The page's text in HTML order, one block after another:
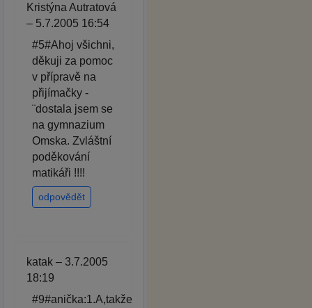
Kristýna Autratová
– 5.7.2005 16:54
#5#Ahoj všichni,
děkuji za pomoc
v přípravě na
přijímačky -
¨dostala jsem se
na gymnazium
Omska. Zvláštní
poděkování
matikáři !!!!
odpovědět
katak – 3.7.2005
18:19
#9#anička:1.A,takže